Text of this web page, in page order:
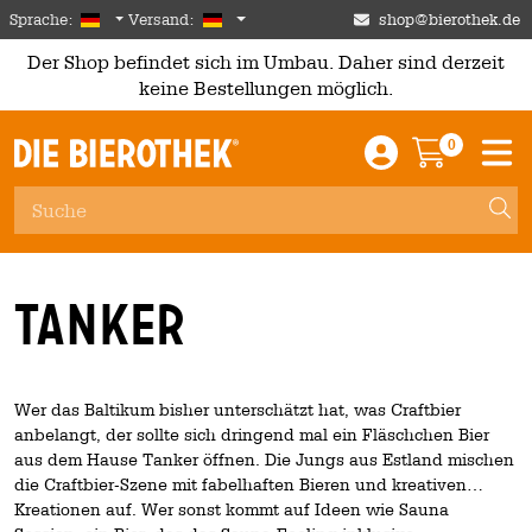
Skip to main content
Sprache: German
Versand: Deutschland shop@bierothek.de
Der Shop befindet sich im Umbau. Daher sind derzeit
keine Bestellungen möglich.
Einloggen /
0
Tanker
Wer das Baltikum bisher unterschätzt hat, was Craftbier
anbelangt, der sollte sich dringend mal ein Fläschchen Bier
aus dem Hause Tanker öffnen. Die Jungs aus Estland mischen
die Craftbier-Szene mit fabelhaften Bieren und kreativen
Kreationen auf. Wer sonst kommt auf Ideen wie Sauna